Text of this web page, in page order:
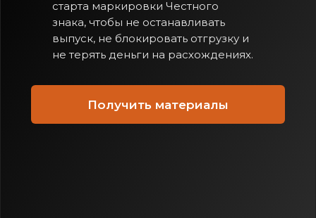
Получить материалы
старта маркировки Честного
знака, чтобы не останавливать
выпуск, не блокировать отгрузку и
не терять деньги на расхождениях.